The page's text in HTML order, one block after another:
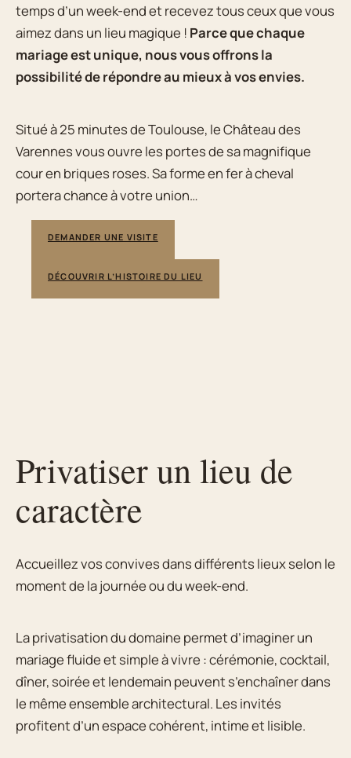
temps d’un week-end et recevez tous ceux que vous
aimez dans un lieu magique ! Parce que chaque
mariage est unique, nous vous offrons la
possibilité de répondre au mieux à vos envies.
Situé à 25 minutes de Toulouse, le Château des
Varennes vous ouvre les portes de sa magnifique
cour en briques roses. Sa forme en fer à cheval
portera chance à votre union…
DEMANDER UNE VISITE
DÉCOUVRIR L’HISTOIRE DU LIEU
Privatiser un lieu de
caractère
Accueillez vos convives dans différents lieux selon le
moment de la journée ou du week-end.
La privatisation du domaine permet d’imaginer un
mariage fluide et simple à vivre : cérémonie, cocktail,
dîner, soirée et lendemain peuvent s’enchaîner dans
le même ensemble architectural. Les invités
profitent d’un espace cohérent, intime et lisible.